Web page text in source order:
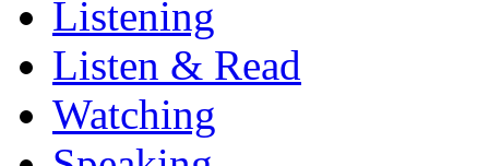
Listening
Listen & Read
Watching